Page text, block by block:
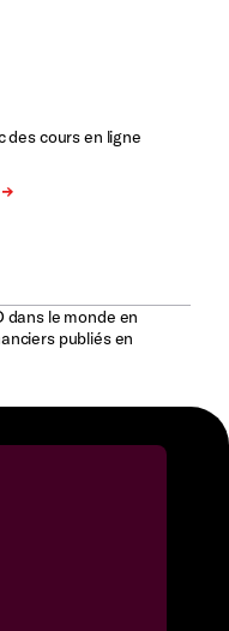
des cours en ligne
dans le monde en
publiés en